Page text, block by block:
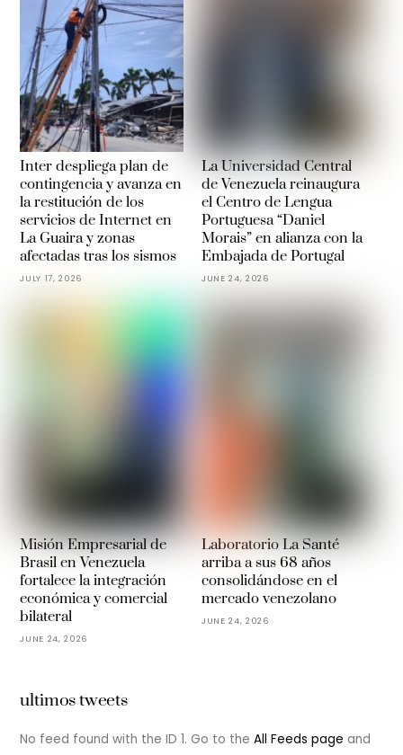
Inter despliega plan de
contingencia y avanza en
la restitución de los
servicios de Internet en
La Guaira y zonas
afectadas tras los sismos
JULY 17, 2026
La Universidad Central
de Venezuela reinaugura
el Centro de Lengua
Portuguesa “Daniel
Morais” en alianza con la
Embajada de Portugal
JUNE 24, 2026
Misión Empresarial de
Brasil en Venezuela
fortalece la integración
económica y comercial
bilateral
JUNE 24, 2026
Laboratorio La Santé
arriba a sus 68 años
consolidándose en el
mercado venezolano
JUNE 24, 2026
ultimos tweets
No feed found with the ID 1. Go to theAll Feeds page and